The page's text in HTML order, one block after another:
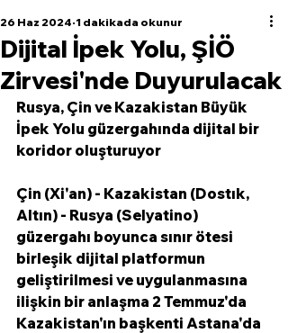
Dijital İpek Yolu, ŞİÖ
Zirvesi'nde Duyurulacak
26 Haz 2024 1 dakikada okunur
Rusya, Çin ve Kazakistan Büyük
İpek Yolu güzergahında dijital bir
koridor oluşturuyor
Çin (Xi'an) - Kazakistan (Dostık,
Altın) - Rusya (Selyatino)
güzergahı boyunca sınır ötesi
birleşik dijital platformun
geliştirilmesi ve uygulanmasına
ilişkin bir anlaşma 2 Temmuz'da
Kazakistan'ın başkenti Astana'da